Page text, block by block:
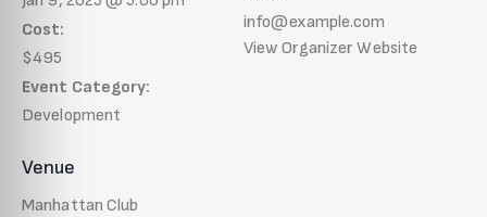
Cost:
$495
Event Category:
Development
info@example.com
View Organizer Website
Venue
Manhattan Club